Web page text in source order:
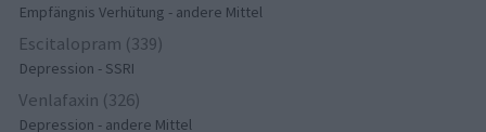
Empfängnis Verhütung - andere Mittel
Escitalopram (339)
Depression - SSRI
Venlafaxin (326)
Depression - andere Mittel